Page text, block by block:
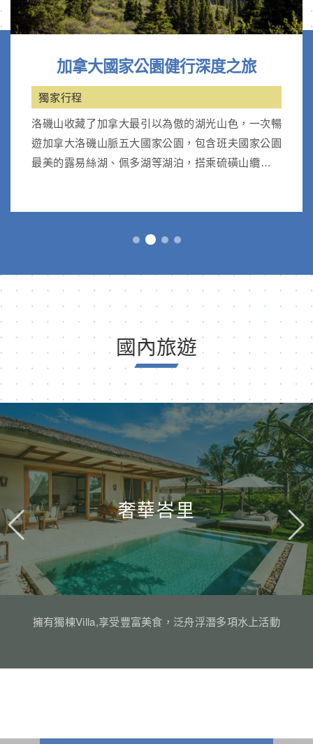
加拿大國家公園健行深度之旅
獨家行程
洛磯山收藏了加拿大最引以為傲的湖光山色，一次暢
遊加拿大洛磯山脈五大國家公園，包含班夫國家公園
最美的露易絲湖、佩多湖等湖泊，搭乘硫磺山纜車；
國內旅遊
奢華峇里
擁有獨棟Villa,享受豐富美食，泛舟浮潛多項水上活動